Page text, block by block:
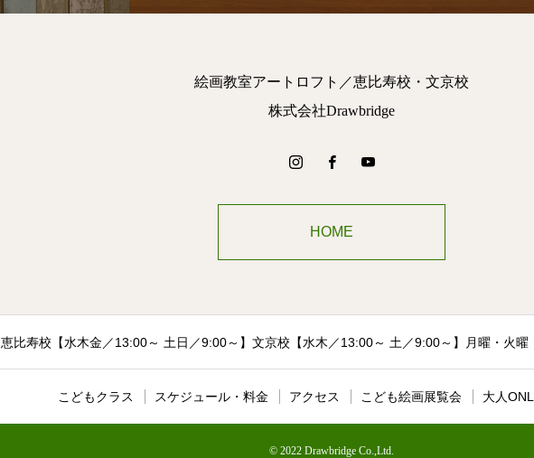
絵画教室アートロフト／恵比寿校・文京校
株式会社Drawbridge
HOME
恵比寿校【水木金／13:00～ 土日／9:00～】文京校【水木／13:00～ 土／9:00～】月曜・火曜
こどもクラス スケジュール・料金 アクセス こども絵画展覧会 大人
© 2022 Drawbridge Co.,Ltd.